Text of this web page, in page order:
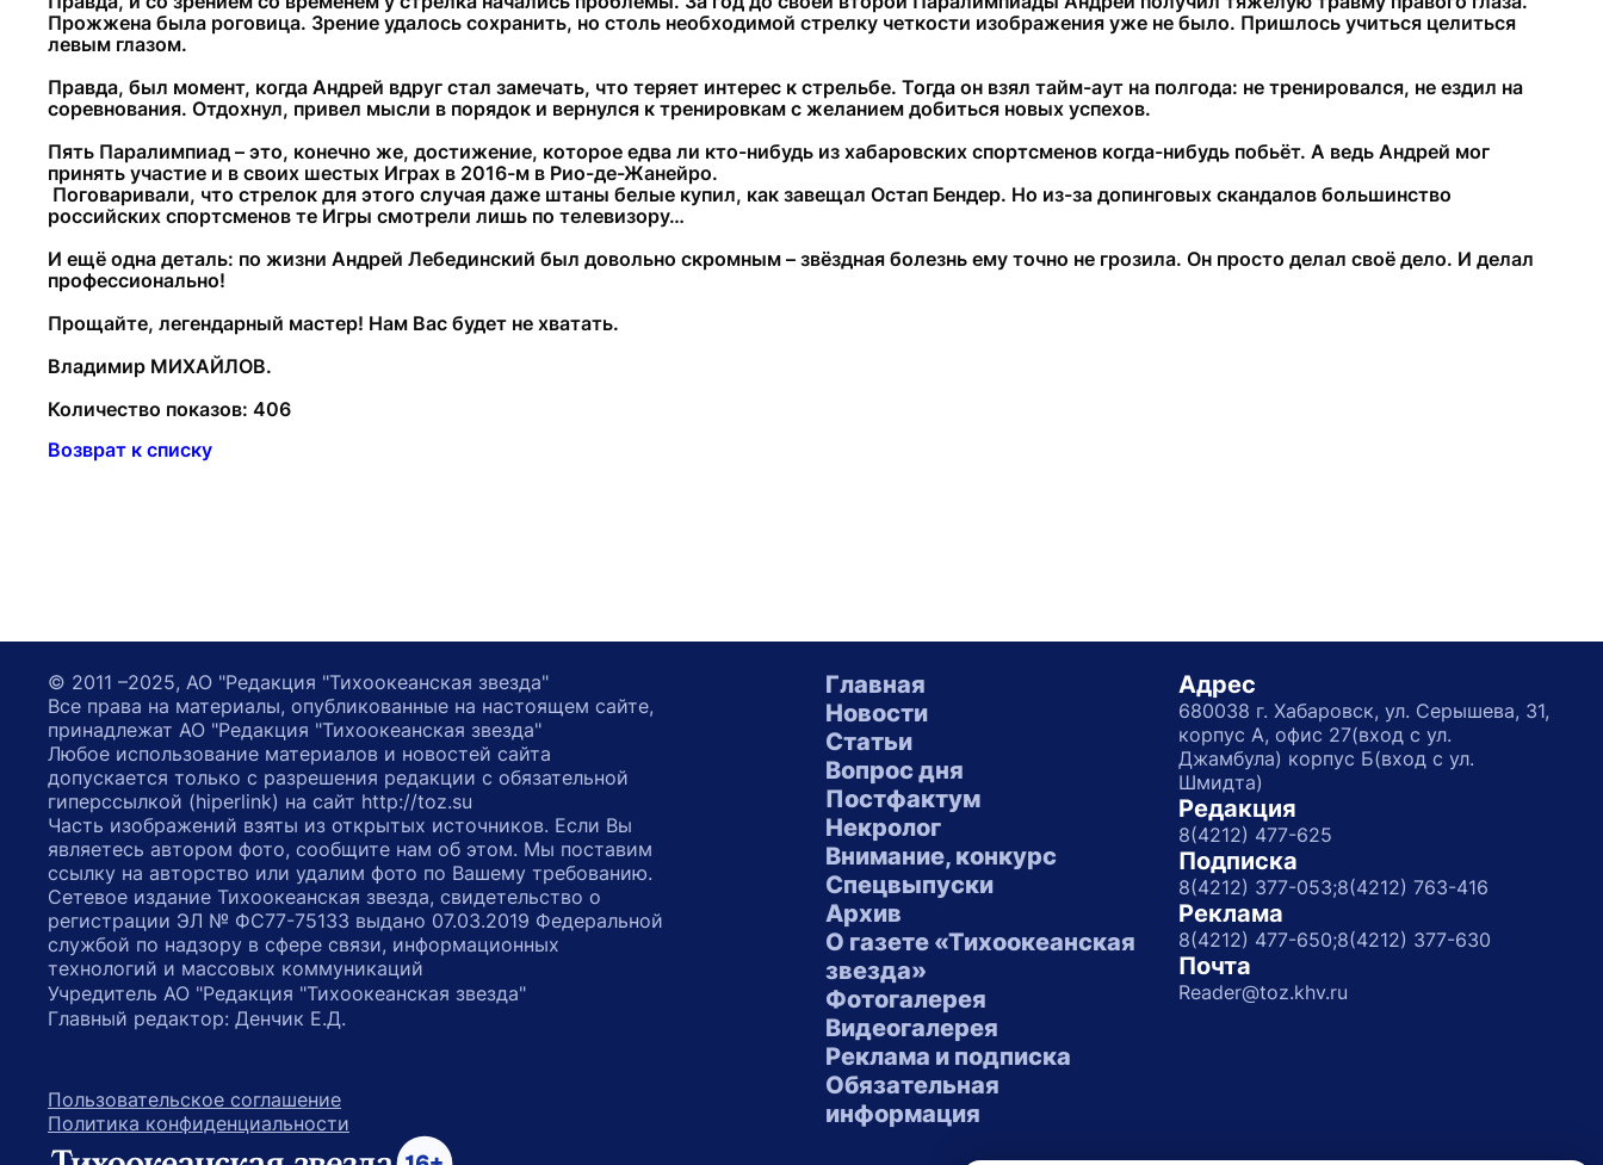
Прожжена была роговица. Зрение удалось сохранить, но столь необходимой стрелку четкости изображения уже не было. Пришлось учиться целиться
левым глазом.
Правда, был момент, когда Андрей вдруг стал замечать, что теряет интерес к стрельбе. Тогда он взял тайм-аут на полгода: не тренировался, не ездил на
соревнования. Отдохнул, привел мысли в порядок и вернулся к тренировкам с желанием добиться новых успехов.
Пять Паралимпиад – это, конечно же, достижение, которое едва ли кто-нибудь из хабаровских спортсменов когда-нибудь побьёт. А ведь Андрей мог
принять участие и в своих шестых Играх в 2016-м в Рио-де-Жанейро.
Поговаривали, что стрелок для этого случая даже штаны белые купил, как завещал Остап Бендер. Но из-за допинговых скандалов большинство
российских спортсменов те Игры смотрели лишь по телевизору…
И ещё одна деталь: по жизни Андрей Лебединский был довольно скромным – звёздная болезнь ему точно не грозила. Он просто делал своё дело. И делал
профессионально!
Прощайте, легендарный мастер! Нам Вас будет не хватать.
Владимир МИХАЙЛОВ.
Количество показов: 406
Возврат к списку
Главная
Новости
Статьи
Вопрос дня
Постфактум
Некролог
Внимание, конкурс
Спецвыпуски
Архив
О газете «Тихоокеанская
звезда»
Фотогалерея
Видеогалерея
Реклама и подписка
Обязательная
информация
Адрес
680038 г. Хабаровск, ул. Серышева, 31,
корпус А, офис 27(вход с ул.
Джамбула) корпус Б(вход с ул.
Шмидта)
Редакция
8(4212) 477-625
Подписка
8(4212) 377-053;8(4212) 763-416
Реклама
8(4212) 477-650;8(4212) 377-630
Почта
Reader@toz.khv.ru
© 2011 –2025, АО "Редакция "Тихоокеанская звезда"
Все права на материалы, опубликованные на настоящем сайте,
принадлежат АО "Редакция "Тихоокеанская звезда"
Любое использование материалов и новостей сайта
допускается только с разрешения редакции с обязательной
гиперссылкой (hiperlink) на сайт http://toz.su
Часть изображений взяты из открытых источников. Если Вы
являетесь автором фото, сообщите нам об этом. Мы поставим
ссылку на авторство или удалим фото по Вашему требованию.
Сетевое издание Тихоокеанская звезда, свидетельство о
регистрации ЭЛ № ФС77-75133 выдано 07.03.2019 Федеральной
службой по надзору в сфере связи, информационных
технологий и массовых коммуникаций
Учредитель АО "Редакция "Тихоокеанская звезда"
Главный редактор: Денчик Е.Д.
Пользовательское соглашение
Политика конфиденциальности